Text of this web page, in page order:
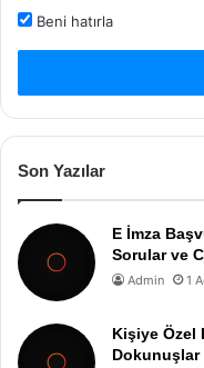
Beni hatırla
Son Yazılar
E İmza
Sorular ve
Admin 1
Kişiye Özel
Dokunuşlar